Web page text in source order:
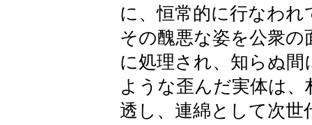
に、恒常的に行なわ
その醜悪な姿を公衆
に処理され、知らぬ
ような歪んだ実体は
透し、連綿として次世